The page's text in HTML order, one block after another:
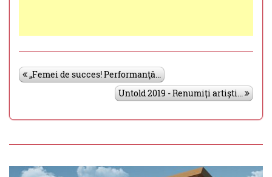
„Femei de succes! Performanţă...
Untold 2019 - Renumiți artiști...